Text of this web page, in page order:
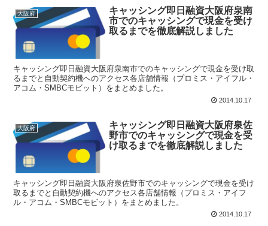
大阪府
キャッシング即日融資大阪府泉南
市でのキャッシングで現金を受け
取るまでを徹底解説しました
キャッシング即日融資大阪府泉南市でのキャッシングで現金を受け取
るまでと自動契約機へのアクセス各店舗情報（プロミス・アイフル・
アコム・SMBCモビット）をまとめました。
2014.10.17
大阪府
キャッシング即日融資大阪府泉佐
野市でのキャッシングで現金を受
け取るまでを徹底解説しました
キャッシング即日融資大阪府泉佐野市でのキャッシングで現金を受け
取るまでと自動契約機へのアクセス各店舗情報（プロミス・アイフ
ル・アコム・SMBCモビット）をまとめました。
2014.10.17